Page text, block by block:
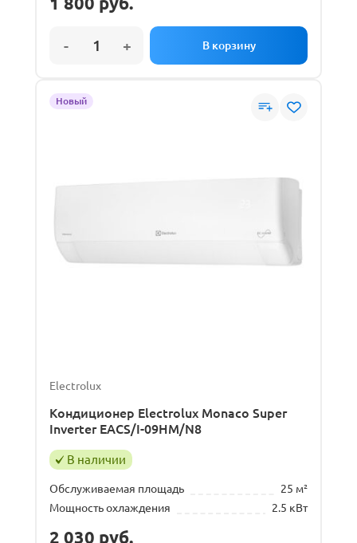
Новый
Electrolux
Кондиционер Electrolux Monaco Super
Inverter EACS/I-09HM/N8
В наличии
Обслуживаемая площадь
25 м²
Мощность охлаждения
2.5 кВт
2 030 руб.